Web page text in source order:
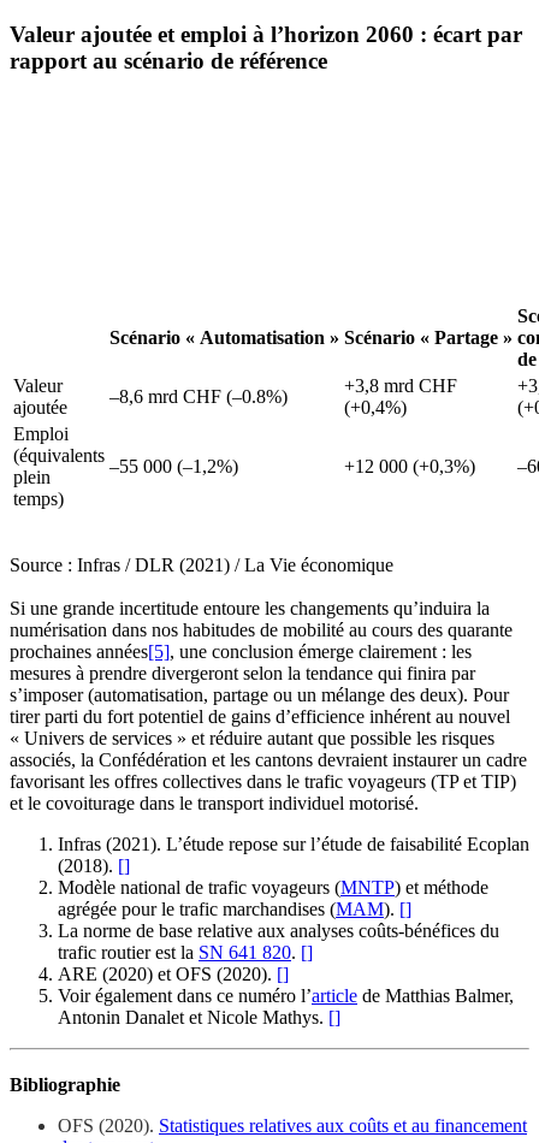
Valeur ajoutée et emploi à l’horizon 2060 : écart par
rapport au scénario de référence
Scénario « Automatisation » Scénario « Partage »
Valeur
ajoutée
–8,6 mrd CHF (–0.8%)
+3,8 mrd CHF
(+0,4%)
Emploi
(équivalents
plein
temps)
–55 000 (–1,2%) +12 000 (+0,3%)
Source : Infras / DLR (2021) / La Vie économique
Si une grande incertitude entoure les changements qu’induira la
numérisation dans nos habitudes de mobilité au cours des quarante
prochaines années[5], une conclusion émerge clairement : les
mesures à prendre divergeront selon la tendance qui finira par
s’imposer (automatisation, partage ou un mélange des deux). Pour
tirer parti du fort potentiel de gains d’efficience inhérent au nouvel
« Univers de services » et réduire autant que possible les risques
associés, la Confédération et les cantons devraient instaurer un cadre
favorisant les offres collectives dans le trafic voyageurs (TP et TIP)
et le covoiturage dans le transport individuel motorisé.
Infras (2021). L’étude repose sur l’étude de faisabilité Ecoplan
(2018). []
Modèle national de trafic voyageurs (MNTP) et méthode
agrégée pour le trafic marchandises (MAM). []
La norme de base relative aux analyses coûts-bénéfices du
trafic routier est la SN 641 820. []
ARE (2020) et OFS (2020). []
Voir également dans ce numéro l’article de Matthias Balmer,
Antonin Danalet et Nicole Mathys. []
Bibliographie
OFS (2020). Statistiques relatives aux coûts et au financement